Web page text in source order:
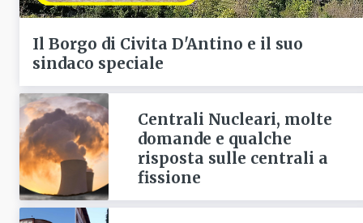
Il Borgo di Civita D'Antino e il suo
sindaco speciale
Centrali Nucleari, molte
domande e qualche
risposta sulle centrali a
fissione